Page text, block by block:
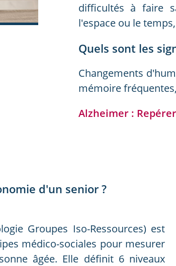
difficultés à faire
l'espace ou le
Quels sont les
Changements
mémoire
Alzheimer :
d'un senior ?
Groupes Iso-Ressources) est
médico-sociales pour mesurer
âgée. Elle définit 6 niveaux